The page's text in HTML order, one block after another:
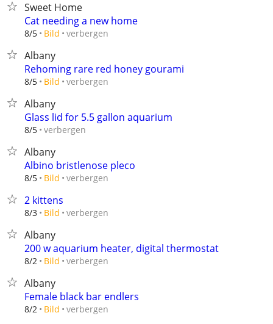
Sweet Home
Cat needing a new home
8/5 Bild verbergen
Albany
Rehoming rare red honey gourami
8/5 Bild verbergen
Albany
Glass lid for 5.5 gallon aquarium
8/5 verbergen
Albany
Albino bristlenose pleco
8/5 Bild verbergen
2 kittens
8/3 Bild verbergen
Albany
200 w aquarium heater, digital thermostat
8/2 Bild verbergen
Albany
Female black bar endlers
8/2 Bild verbergen